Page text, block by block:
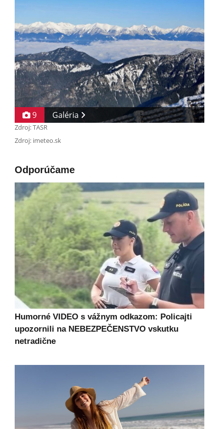
9 Galéria
Zdroj: TASR
Zdroj: imeteo.sk
Odporúčame
Humorné VIDEO s vážnym odkazom: Policajti
upozornili na NEBEZPEČENSTVO vskutku
netradične